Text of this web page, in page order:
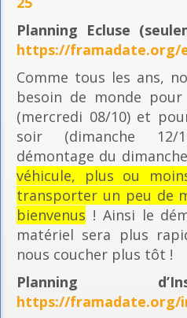
Planning Ecluse
https://framadate.org/
Comme tous les ans,
besoin de monde
(mercredi 08/10) et
soir (dimanche 12/
démontage du
véhicule, plus ou
transporter un peu de
bienvenus ! Ainsi le
matériel sera plus
nous coucher plus tôt !
Planning
https://framadate.org/